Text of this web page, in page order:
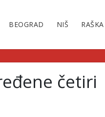
BEOGRAD NIŠ RAŠKA
četiri